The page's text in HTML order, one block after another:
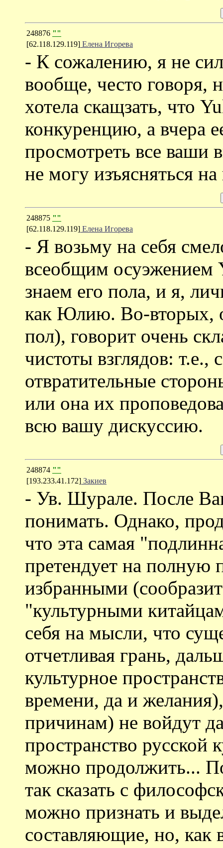
248876 ""
[62.118.129.119] Елена Игорева
- К сожалению, я не
вообще, често говоря,
хотела скащзать, что
конкуренцию, а вчера
просмотреть все ваши
не могу изъясняться
248875 ""
[62.118.129.119] Елена Игорева
- Я возьму на себя
всеобщим
знаем его пола, и я,
как Юлию. Во-вторых,
пол), говорит очень
чистоты взглядов: т.е.,
отвратительные
или она их
всю вашу дискуссию.
248874 ""
[193.233.41.172] Закиев
- Ув. Шурале. После
понимать. Однако,
что эта самая
претендует на полную
избранными
"культурными
себя на мысли, что
отчетливая грань,
культурное
времени, да и
причинам) не войдут
пространство русской
можно продолжить...
так сказать с
можно признать и
составляющие, но, как